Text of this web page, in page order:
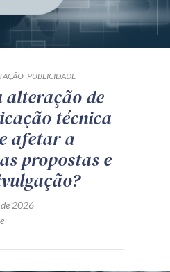
PUBLICIDADE
alteração de
técnica
afetar a
propostas e
de 2026